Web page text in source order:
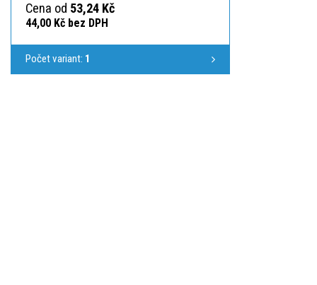
Cena od 53,24 Kč
44,00 Kč bez DPH
Počet variant: 1